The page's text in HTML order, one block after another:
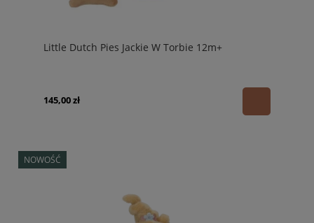
Little Dutch Pies Jackie W Torbie 12m+
145,00 zł
NOWOŚĆ